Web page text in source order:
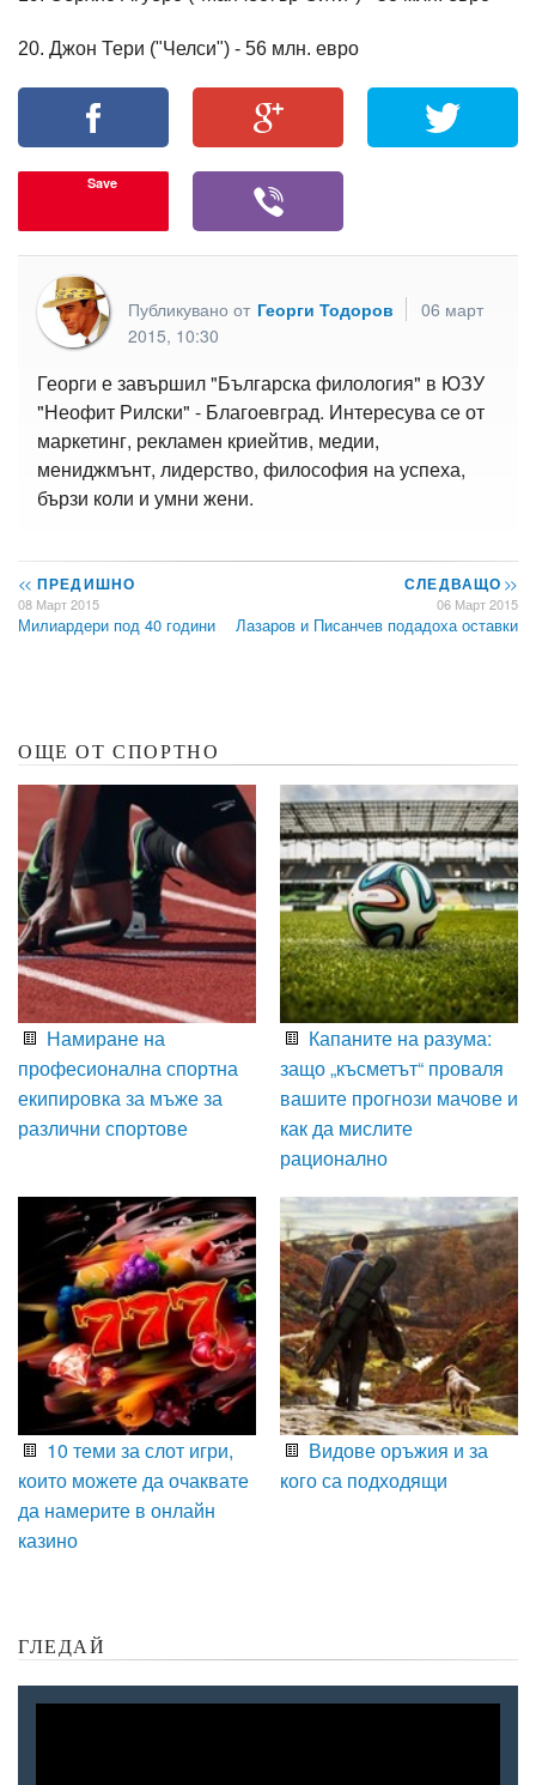
20. Джон Тери ("Челси") - 56 млн. евро
Save
Публикувано от Георги Тодоров
06 март
2015, 10:30
Георги е завършил "Българска филология" в ЮЗУ
"Неофит Рилски" - Благоевград. Интересува се от
маркетинг, рекламен криейтив, медии,
мениджмънт, лидерство, философия на успеха,
бързи коли и умни жени.
<< ПРЕДИШНО
08 Март 2015
Милиардери под 40 години
СЛЕДВАЩО>>
06 Март 2015
Лазаров и Писанчев подадоха оставки
ОЩЕ ОТ СПОРТНО
Намиране на
професионална спортна
екипировка за мъже за
различни спортове
Капаните на разума:
защо „късметът“ проваля
вашите прогнози мачове и
как да мислите
рационално
10 теми за слот игри,
които можете да очаквате
да намерите в онлайн
казино
Видове оръжия и за
кого са подходящи
ГЛЕДАЙ